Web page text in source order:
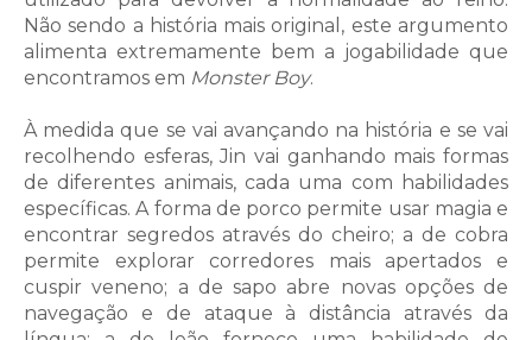
Não sendo a história mais original, este argumento
alimenta extremamente bem a jogabilidade que
encontramos em Monster Boy.
À medida que se vai avançando na história e se vai
recolhendo esferas, Jin vai ganhando mais formas
de diferentes animais, cada uma com habilidades
específicas. A forma de porco permite usar magia e
encontrar segredos através do cheiro; a de cobra
permite explorar corredores mais apertados e
cuspir veneno; a de sapo abre novas opções de
navegação e de ataque à distância através da